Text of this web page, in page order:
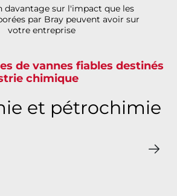
davantage sur l'impact que les
par Bray peuvent avoir sur
votre entreprise
vannes fiables destinés
chimique
et pétrochimie